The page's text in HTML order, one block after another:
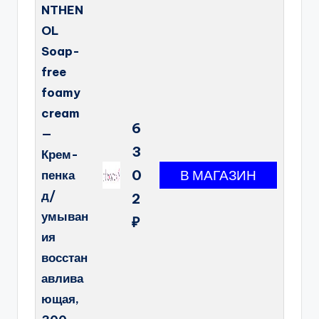
NTHEN
OL
Soap-
free
foamy
cream
—
Крем-
пенка
д/
умыван
ия
восстан
авлива
ющая,
6
3
0
2
₽